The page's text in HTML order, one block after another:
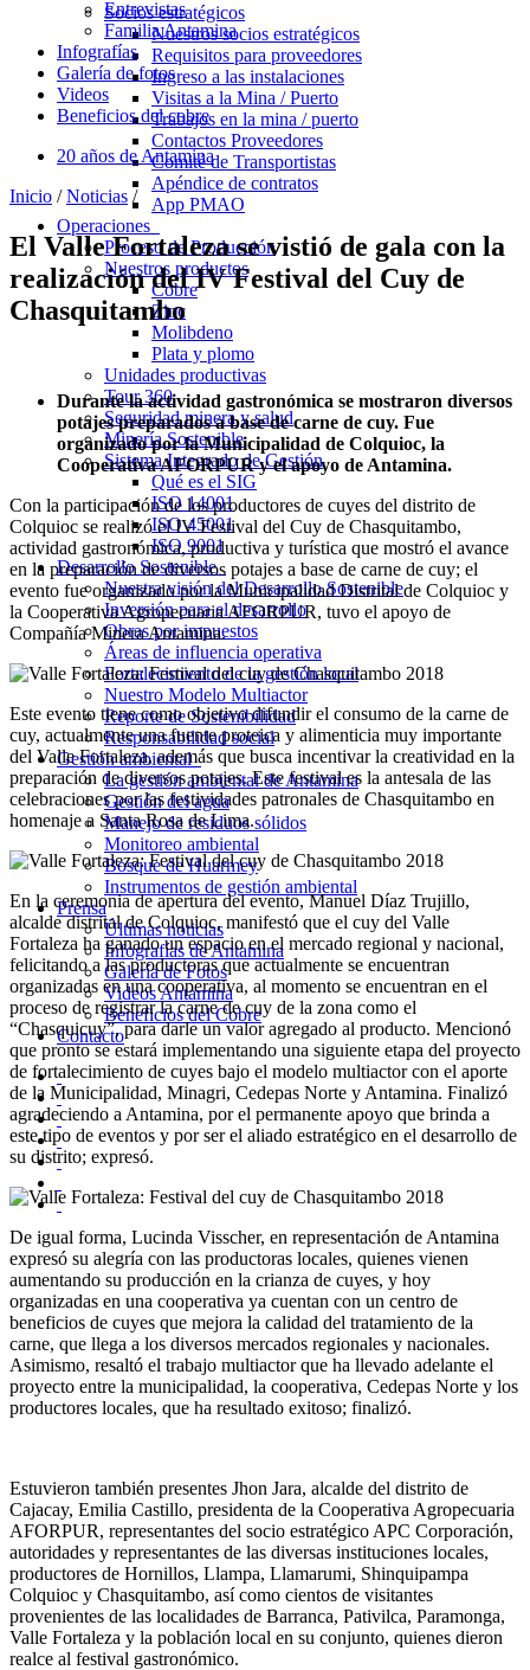
Socios estratégicos
Nuestros socios estratégicos
Requisitos para proveedores
Ingreso a las instalaciones
Visitas a la Mina / Puerto
Trabajos en la mina / puerto
Contactos Proveedores
Comité de Transportistas
Apéndice de contratos
App PMAO
Operaciones
Proceso de Producción
Nuestros productos
Cobre
Zinc
Molibdeno
Plata y plomo
Unidades productivas
Tour 360
Seguridad minera y salud
Minería Sostenible
Sistema Integrado de Gestión
Qué es el SIG
ISO 14001
ISO 45001
ISO 9001
Desarrollo Sostenible
Nuestra visión del Desarrollo Sostenible
Inversión para el desarrollo
Obras por impuestos
Áreas de influencia operativa
Fortalecimiento de la gestión local
Nuestro Modelo Multiactor
Reporte de Sostenibilidad
Responsabilidad social
Gestión ambiental
La gestión ambiental de Antamina
Gestión del agua
Manejo de residuos sólidos
Monitoreo ambiental
Bosque de Huarmey
Instrumentos de gestión ambiental
Prensa
Últimas noticias
Infografías de Antamina
Galería de Fotos
Videos Antamina
Beneficios del Cobre
Contacto
Entrevistas
Familia Antamina
Infografías
Galería de fotos
Videos
Beneficios del cobre
20 años de Antamina
Inicio /Noticias /
El Valle Fortaleza se vistió de gala con la
realización del IV Festival del Cuy de
Chasquitambo
Durante la actividad gastronómica se mostraron diversos
potajes preparados a base de carne de cuy. Fue
organizado por la Municipalidad de Colquioc, la
Cooperativa AFORPUR y el apoyo de Antamina.
Con la participación de los productores de cuyes del distrito de
Colquioc se realizó el IV Festival del Cuy de Chasquitambo,
actividad gastronómica, productiva y turística que mostró el avance
en la preparación de diversos potajes a base de carne de cuy; el
evento fue organizado por la Municipalidad Distrital de Colquioc y
la Cooperativa Agropecuaria AFORPUR, tuvo el apoyo de
Compañía Minera Antamina.
Este evento tiene como objetivo difundir el consumo de la carne de
cuy, actualmente una fuente proteica y alimenticia muy importante
del Valle Fortaleza, además que busca incentivar la creatividad en la
preparación de diversos potajes. Este festival es la antesala de las
celebraciones por las festividades patronales de Chasquitambo en
homenaje a Santa Rosa de Lima.
En la ceremonia de apertura del evento, Manuel Díaz Trujillo,
alcalde distrital de Colquioc, manifestó que el cuy del Valle
Fortaleza ha ganado un espacio en el mercado regional y nacional,
felicitando a las productoras que actualmente se encuentran
organizadas en una cooperativa, al momento se encuentran en el
proceso de registrar la carne de cuy de la zona como el
“Chasquicuy”, para darle un valor agregado al producto. Mencionó
que pronto se estará implementando una siguiente etapa del proyecto
de fortalecimiento de cuyes bajo el modelo multiactor con el aporte
de la Municipalidad, Minagri, Cedepas Norte y Antamina. Finalizó
agradeciendo a Antamina, por el permanente apoyo que brinda a
este tipo de eventos y por ser el aliado estratégico en el desarrollo de
su distrito; expresó.
De igual forma, Lucinda Visscher, en representación de Antamina
expresó su alegría con las productoras locales, quienes vienen
aumentando su producción en la crianza de cuyes, y hoy
organizadas en una cooperativa ya cuentan con un centro de
beneficios de cuyes que mejora la calidad del tratamiento de la
carne, que llega a los diversos mercados regionales y nacionales.
Asimismo, resaltó el trabajo multiactor que ha llevado adelante el
proyecto entre la municipalidad, la cooperativa, Cedepas Norte y los
productores locales, que ha resultado exitoso; finalizó.
Estuvieron también presentes Jhon Jara, alcalde del distrito de
Cajacay, Emilia Castillo, presidenta de la Cooperativa Agropecuaria
AFORPUR, representantes del socio estratégico APC Corporación,
autoridades y representantes de las diversas instituciones locales,
productores de Hornillos, Llampa, Llamarumi, Shinquipampa
Colquioc y Chasquitambo, así como cientos de visitantes
provenientes de las localidades de Barranca, Pativilca, Paramonga,
Valle Fortaleza y la población local en su conjunto, quienes dieron
realce al festival gastronómico.